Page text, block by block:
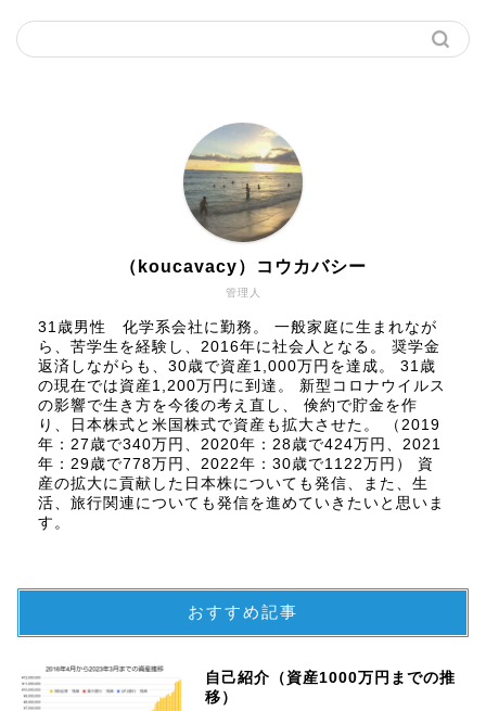
管理人
（koucavacy）コウカバシー
31歳男性 化学系会社に勤務。 一般家庭に生まれなが
ら、苦学生を経験し、2016年に社会人となる。 奨学金
返済しながらも、30歳で資産1,000万円を達成。 31歳
の現在では資産1,200万円に到達。 新型コロナウイルス
の影響で生き方を今後の考え直し、 倹約で貯金を作
り、日本株式と米国株式で資産も拡大させた。 （2019
年：27歳で340万円、2020年：28歳で424万円、2021
年：29歳で778万円、2022年：30歳で1122万円） 資
産の拡大に貢献した日本株についても発信、また、生
活、旅行関連についても発信を進めていきたいと思いま
す。
おすすめ記事
自己紹介（資産1000万円までの推
移）